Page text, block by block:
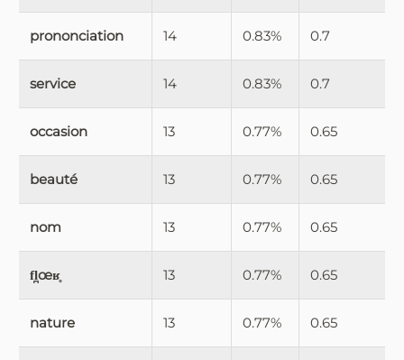
prononciation 14 0.83% 0.7
service 14 0.83% 0.7
occasion 13 0.77% 0.65
beauté 13 0.77% 0.65
nom 13 0.77% 0.65
fl̪œʁ̥ 13 0.77% 0.65
nature 13 0.77% 0.65